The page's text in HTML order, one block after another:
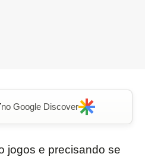
no Google Discover
jogos e precisando se